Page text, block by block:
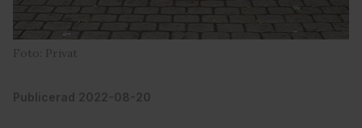
Foto: Privat
Publicerad 2022-08-20